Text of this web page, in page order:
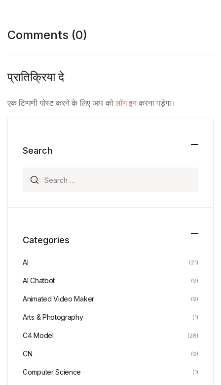
Comments (0)
प्रातिक्रिया दे
एक टिप्पणी पोस्ट करने के लिए आप कोलॉग इनकरना पड़ेगा।
Search
Categories
AI (21)
AI Chatbot (9)
Animated Video Maker (9)
Arts & Photography (1)
C4 Model (28)
CN (9)
Computer Science (1)